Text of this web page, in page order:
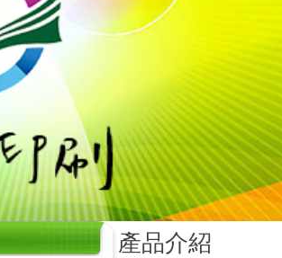
產品介紹